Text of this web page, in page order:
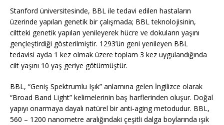
Stanford üniversitesinde, BBL ile tedavi edilen hastaların
üzerinde yapılan genetik bir çalışmada; BBL teknolojisinin,
ciltteki genetik yapıları yenileyerek hücre ve dokuların yaşını
gençleştirdiği gösterilmiştir. 1293’ün geni yenileyen BBL
tedavisi ayda 1 kez olmak üzere toplam 3 kez uygulandığında
cilt yaşını 10 yaş geriye götürmüştür.
BBL, “Geniş Spektrumlu Işık” anlamına gelen İngilizce olarak
“Broad Band Light” kelimelerinin baş harflerinden oluşur. Doğal
yapıyı onarmaya dayalı natürel bir anti-aging metodudur. BBL,
560 – 1200 nanometre aralığındaki çeşitli dalga boylarında ışık